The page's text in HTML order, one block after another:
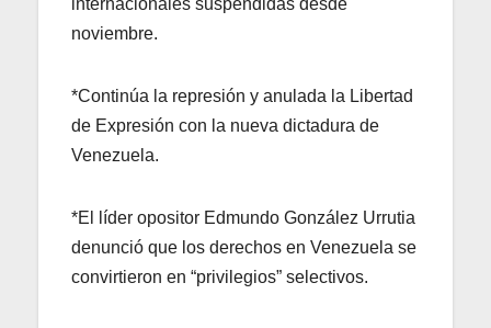
noviembre.
*Continúa la represión y anulada la Libertad
de Expresión con la nueva dictadura de
Venezuela.
*El líder opositor Edmundo González Urrutia
denunció que los derechos en Venezuela se
convirtieron en “privilegios” selectivos.